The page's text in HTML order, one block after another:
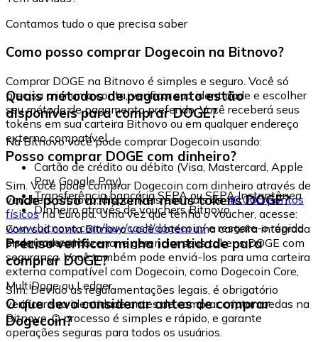
Contamos tudo o que precisa saber
Como posso comprar Dogecoin na Bitnovo?
Comprar DOGE na Bitnovo é simples e seguro. Você só
precisa criar uma conta, verificar sua identidade e escolher
seu método de pagamento preferido. Você receberá seus
tokens em sua carteira Bitnovo ou em qualquer endereço
externo compatível.
Quais métodos de pagamento estão
disponíveis para comprar DOGE?
Na Bitnovo você pode comprar Dogecoin usando:
Cartão de crédito ou débito (Visa, Mastercard, Apple
Pay, Google Pay)
Transferência bancária SEPA ou SEPA Instantânea
Dinheiro através de vouchers Bitnovo
Posso comprar DOGE com dinheiro?
Sim. Você pode comprar Dogecoin com dinheiro através de
vouchers Bitnovo, disponíveis em mais de40.000 pontos
físicosna Europa. Uma vez que tenha o voucher, acesse:
www.bitnovo.com/buy/cash/dogecoin/e resgate-o rápida
e seguramente.
Onde posso armazenar meus tokens DOGE?
Com sua conta Bitnovo você obtém uma carteira integrada
onde pode armazenar e gerenciar seus tokens DOGE com
segurança. Você também pode enviá-los para uma carteira
externa compatível com Dogecoin, como Dogecoin Core,
MultiDoge ou Ledger.
Preciso verificar minha identidade para
comprar DOGE?
Sim. Devido às regulamentações legais, é obrigatório
verificar sua identidade antes de comprar criptomoedas na
Bitnovo. O processo é simples e rápido, e garante
operações seguras para todos os usuários.
O que devo considerar antes de comprar
Dogecoin?